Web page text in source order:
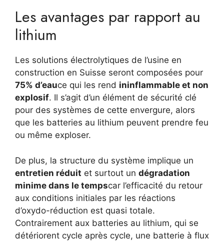
Les avantages par rapport au
lithium
Les solutions électrolytiques de l’usine en
construction en Suisse seront composées pour
75% d’eauce qui les rend ininflammable et non
explosif. Il s’agit d’un élément de sécurité clé
pour des systèmes de cette envergure, alors
que les batteries au lithium peuvent prendre feu
ou même exploser.
De plus, la structure du système implique un
entretien réduit et surtout un dégradation
minime dans le tempscar l’efficacité du retour
aux conditions initiales par les réactions
d’oxydo-réduction est quasi totale.
Contrairement aux batteries au lithium, qui se
détériorent cycle après cycle, une batterie à flux